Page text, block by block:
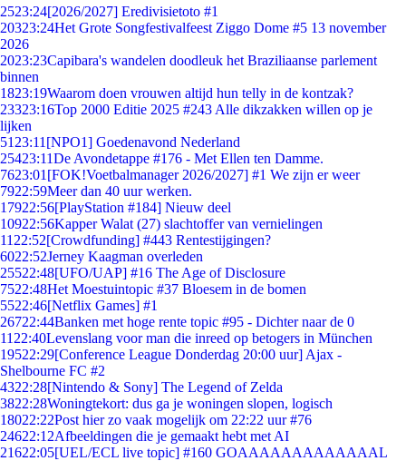
2523:24[2026/2027] Eredivisietoto #1
20323:24Het Grote Songfestivalfeest Ziggo Dome #5 13 november
2026
2023:23Capibara's wandelen doodleuk het Braziliaanse parlement
binnen
1823:19Waarom doen vrouwen altijd hun telly in de kontzak?
23323:16Top 2000 Editie 2025 #243 Alle dikzakken willen op je
lijken
51 23:11 [NPO1] Goedenavond Nederland
25423:11De Avondetappe #176 - Met Ellen ten Damme.
7623:01 [FOK!Voetbalmanager 2026/2027] #1 We zijn er weer
7922:59Meer dan 40 uur werken.
17922:56[PlayStation #184] Nieuw deel
10922:56Kapper Walat (27) slachtoffer van vernielingen
11 22:52[Crowdfunding] #443 Rentestijgingen?
6022:52Jerney Kaagman overleden
25522:48[UFO/UAP] #16 The Age of Disclosure
7522:48Het Moestuintopic #37 Bloesem in de bomen
5522:46[Netflix Games] #1
26722:44Banken met hoge rente topic #95 - Dichter naar de 0
11 22:40Levenslang voor man die inreed op betogers in München
19522:29[Conference League Donderdag 20:00 uur] Ajax -
Shelbourne FC #2
4322:28[Nintendo & Sony] The Legend of Zelda
3822:28Woningtekort: dus ga je woningen slopen, logisch
18022:22Post hier zo vaak mogelijk om 22:22 uur #76
24622:12Afbeeldingen die je gemaakt hebt met AI
21622:05[UEL/ECL live topic] #160 GOAAAAAAAAAAAAAL